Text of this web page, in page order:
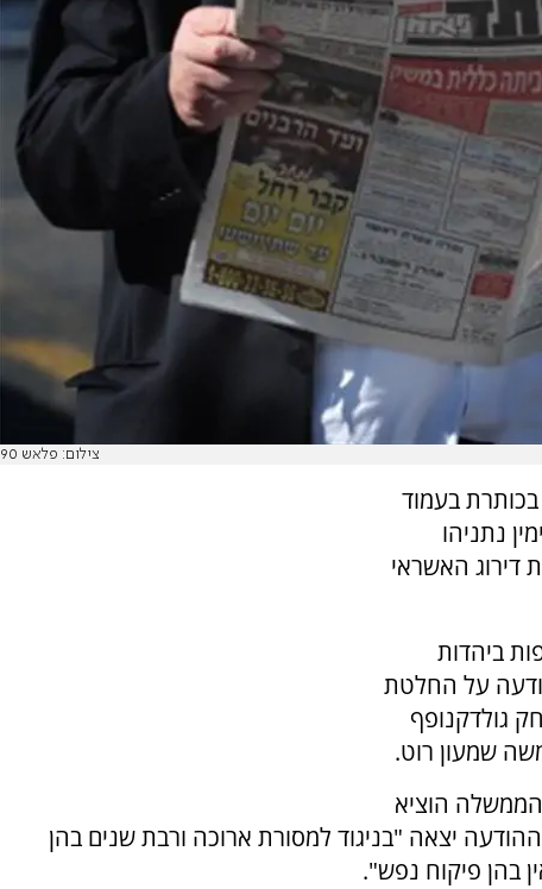
צילום: פלאש 90
בעמוד
נתניהו
דירוג האשראי
ביהדות
על החלטת
גולדקנופף
שמעון רוט.
הוציא
יצאה "בניגוד למסורת ארוכה ורבת שנים בהן
בהן פיקוח נפש".